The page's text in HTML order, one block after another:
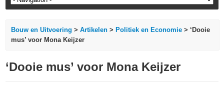
Bouw en Uitvoering >Artikelen > Politiek en Economie > ‘Dooie
mus’ voor Mona Keijzer
‘Dooie mus’ voor Mona Keijzer